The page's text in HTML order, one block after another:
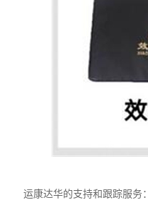
运康达华的支持和跟踪服务：